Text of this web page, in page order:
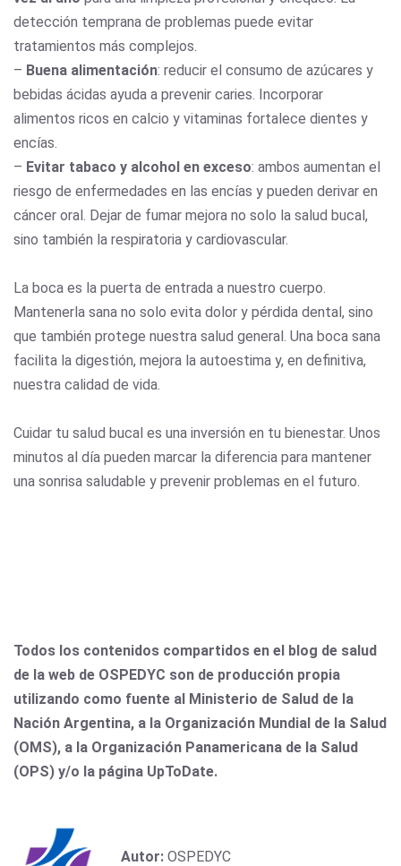
detección temprana de problemas puede evitar
tratamientos más complejos.
– Buena alimentación: reducir el consumo de azúcares y
bebidas ácidas ayuda a prevenir caries. Incorporar
alimentos ricos en calcio y vitaminas fortalece dientes y
encías.
– Evitar tabaco y alcohol en exceso: ambos aumentan el
riesgo de enfermedades en las encías y pueden derivar en
cáncer oral. Dejar de fumar mejora no solo la salud bucal,
sino también la respiratoria y cardiovascular.
La boca es la puerta de entrada a nuestro cuerpo.
Mantenerla sana no solo evita dolor y pérdida dental, sino
que también protege nuestra salud general. Una boca sana
facilita la digestión, mejora la autoestima y, en definitiva,
nuestra calidad de vida.
Cuidar tu salud bucal es una inversión en tu bienestar. Unos
minutos al día pueden marcar la diferencia para mantener
una sonrisa saludable y prevenir problemas en el futuro.
Todos los contenidos compartidos en el blog de salud
de la web de OSPEDYC son de producción propia
utilizando como fuente al Ministerio de Salud de la
Nación Argentina, a la Organización Mundial de la Salud
(OMS), a la Organización Panamericana de la Salud
(OPS) y/o la página UpToDate.
Autor: OSPEDYC